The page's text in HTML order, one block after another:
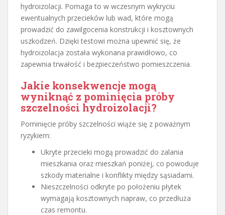
hydroizolacji. Pomaga to w wczesnym wykryciu
ewentualnych przecieków lub wad, które mogą
prowadzić do zawilgocenia konstrukcji i kosztownych
uszkodzeń. Dzięki testowi można upewnić się, że
hydroizolacja została wykonana prawidłowo, co
zapewnia trwałość i bezpieczeństwo pomieszczenia.
Jakie konsekwencje mogą
wyniknąć z pominięcia próby
szczelności hydroizolacji?
Pominięcie próby szczelności wiąże się z poważnym
ryzykiem:
Ukryte przecieki mogą prowadzić do zalania
mieszkania oraz mieszkań poniżej, co powoduje
szkody materialne i konflikty między sąsiadami.
Nieszczelności odkryte po położeniu płytek
wymagają kosztownych napraw, co przedłuża
czas remontu.